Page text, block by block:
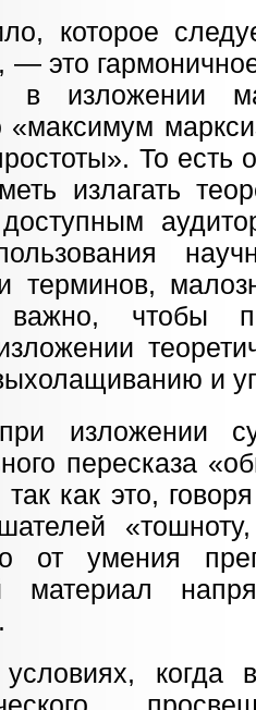
которое
— это
в изложении
«максимум
То есть
излагать
терминов,
чтобы
и
изложении
пересказа
так как это,
от умения
материал
когда